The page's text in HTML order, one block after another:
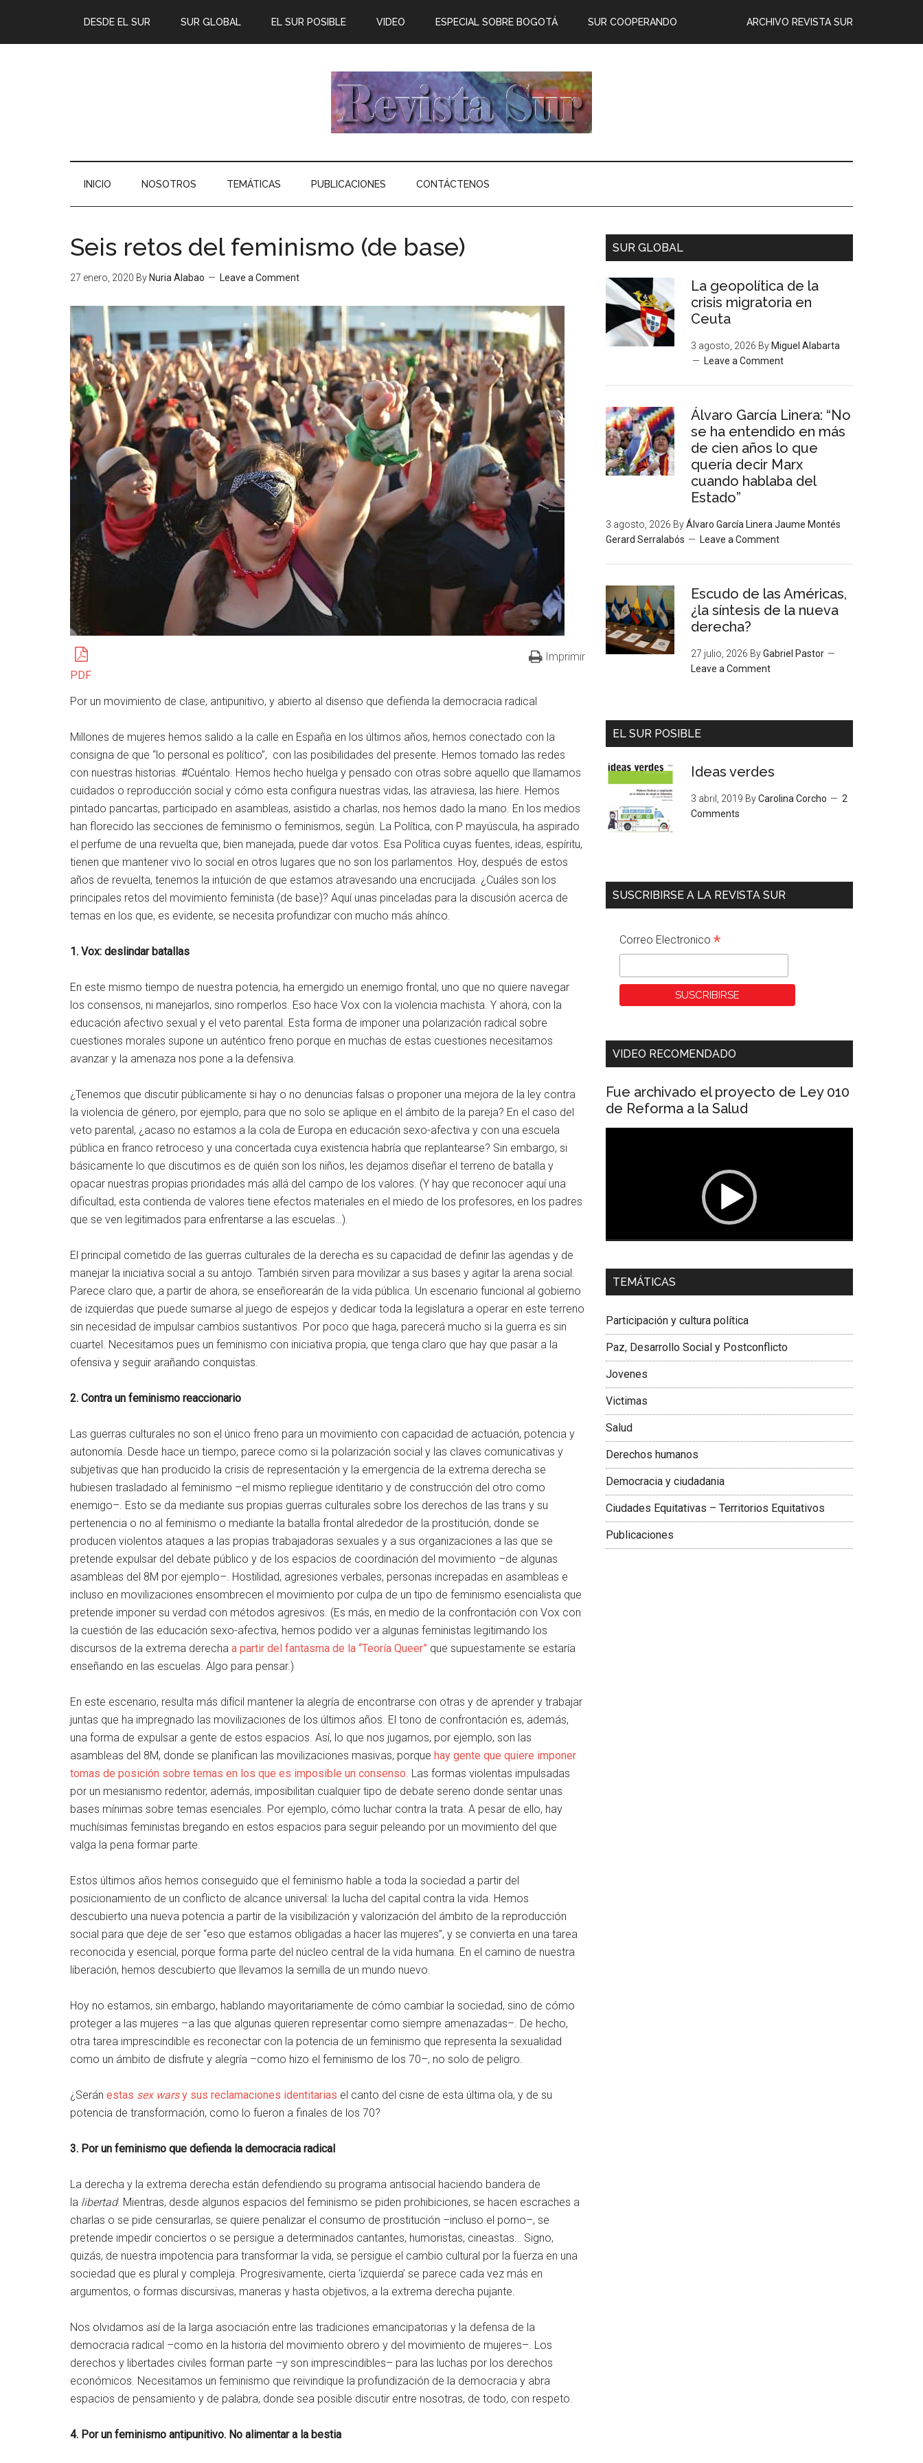
DESDE EL SUR SUR GLOBAL EL SUR POSIBLE ARCHIVO REVISTA SUR
VIDEO ESPECIAL SOBRE BOGOTÁ SUR COOPERANDO
INICIO NOSOTROS TEMÁTICAS PUBLICACIONES CONTÁCTENOS
Seis retos del feminismo (de base)
27 enero, 2020 By Nuria Alabao Leave a Comment
PDF
Imprimir
Por un movimiento de clase, antipunitivo, y abierto al disenso que defienda la democracia radical
Millones de mujeres hemos salido a la calle en España en los últimos años, hemos conectado con la
consigna de que “lo personal es político”, con las posibilidades del presente. Hemos tomado las redes
con nuestras historias. #Cuéntalo. Hemos hecho huelga y pensado con otras sobre aquello que llamamos
cuidados o reproducción social y cómo esta configura nuestras vidas, las atraviesa, las hiere. Hemos
pintado pancartas, participado en asambleas, asistido a charlas, nos hemos dado la mano. En los medios
han florecido las secciones de feminismo o feminismos, según. La Política, con P mayúscula, ha aspirado
el perfume de una revuelta que, bien manejada, puede dar votos. Esa Política cuyas fuentes, ideas, espíritu,
tienen que mantener vivo lo social en otros lugares que no son los parlamentos. Hoy, después de estos
años de revuelta, tenemos la intuición de que estamos atravesando una encrucijada. ¿Cuáles son los
principales retos del movimiento feminista (de base)? Aquí unas pinceladas para la discusión acerca de
temas en los que, es evidente, se necesita profundizar con mucho más ahínco.
1. Vox: deslindar batallas
En este mismo tiempo de nuestra potencia, ha emergido un enemigo frontal, uno que no quiere navegar
los consensos, ni manejarlos, sino romperlos. Eso hace Vox con la violencia machista. Y ahora, con la
educación afectivo sexual y el veto parental. Esta forma de imponer una polarización radical sobre
cuestiones morales supone un auténtico freno porque en muchas de estas cuestiones necesitamos
avanzar y la amenaza nos pone a la defensiva.
¿Tenemos que discutir públicamente si hay o no denuncias falsas o proponer una mejora de la ley contra
la violencia de género, por ejemplo, para que no solo se aplique en el ámbito de la pareja? En el caso del
veto parental, ¿acaso no estamos a la cola de Europa en educación sexo-afectiva y con una escuela
pública en franco retroceso y una concertada cuya existencia habría que replantearse? Sin embargo, si
básicamente lo que discutimos es de quién son los niños, les dejamos diseñar el terreno de batalla y
opacar nuestras propias prioridades más allá del campo de los valores. (Y hay que reconocer aquí una
dificultad, esta contienda de valores tiene efectos materiales en el miedo de los profesores, en los padres
que se ven legitimados para enfrentarse a las escuelas…).
El principal cometido de las guerras culturales de la derecha es su capacidad de definir las agendas y de
manejar la iniciativa social a su antojo. También sirven para movilizar a sus bases y agitar la arena social.
Parece claro que, a partir de ahora, se enseñorearán de la vida pública. Un escenario funcional al gobierno
de izquierdas que puede sumarse al juego de espejos y dedicar toda la legislatura a operar en este terreno
sin necesidad de impulsar cambios sustantivos. Por poco que haga, parecerá mucho si la guerra es sin
cuartel. Necesitamos pues un feminismo con iniciativa propia, que tenga claro que hay que pasar a la
ofensiva y seguir arañando conquistas.
2. Contra un feminismo reaccionario
Las guerras culturales no son el único freno para un movimiento con capacidad de actuación, potencia y
autonomía. Desde hace un tiempo, parece como si la polarización social y las claves comunicativas y
subjetivas que han producido la crisis de representación y la emergencia de la extrema derecha se
hubiesen trasladado al feminismo –el mismo repliegue identitario y de construcción del otro como
enemigo–. Esto se da mediante sus propias guerras culturales sobre los derechos de las trans y su
pertenencia o no al feminismo o mediante la batalla frontal alrededor de la prostitución, donde se
producen violentos ataques a las propias trabajadoras sexuales y a sus organizaciones a las que se
pretende expulsar del debate público y de los espacios de coordinación del movimiento –de algunas
asambleas del 8M por ejemplo–. Hostilidad, agresiones verbales, personas increpadas en asambleas e
incluso en movilizaciones ensombrecen el movimiento por culpa de un tipo de feminismo esencialista que
pretende imponer su verdad con métodos agresivos. (Es más, en medio de la confrontación con Vox con
la cuestión de las educación sexo-afectiva, hemos podido ver a algunas feministas legitimando los
discursos de la extrema derecha a partir del fantasma de la “Teoría Queer” que supuestamente se estaría
enseñando en las escuelas. Algo para pensar.)
En este escenario, resulta más difícil mantener la alegría de encontrarse con otras y de aprender y trabajar
juntas que ha impregnado las movilizaciones de los últimos años. El tono de confrontación es, además,
una forma de expulsar a gente de estos espacios. Así, lo que nos jugamos, por ejemplo, son las
asambleas del 8M, donde se planifican las movilizaciones masivas, porque hay gente que quiere imponer
tomas de posición sobre temas en los que es imposible un consenso. Las formas violentas impulsadas
por un mesianismo redentor, además, imposibilitan cualquier tipo de debate sereno donde sentar unas
bases mínimas sobre temas esenciales. Por ejemplo, cómo luchar contra la trata. A pesar de ello, hay
muchísimas feministas bregando en estos espacios para seguir peleando por un movimiento del que
valga la pena formar parte.
Estos últimos años hemos conseguido que el feminismo hable a toda la sociedad a partir del
posicionamiento de un conflicto de alcance universal: la lucha del capital contra la vida. Hemos
descubierto una nueva potencia a partir de la visibilización y valorización del ámbito de la reproducción
social para que deje de ser “eso que estamos obligadas a hacer las mujeres”, y se convierta en una tarea
reconocida y esencial, porque forma parte del núcleo central de la vida humana. En el camino de nuestra
liberación, hemos descubierto que llevamos la semilla de un mundo nuevo.
Hoy no estamos, sin embargo, hablando mayoritariamente de cómo cambiar la sociedad, sino de cómo
proteger a las mujeres –a las que algunas quieren representar como siempre amenazadas–. De hecho,
otra tarea imprescindible es reconectar con la potencia de un feminismo que representa la sexualidad
como un ámbito de disfrute y alegría –como hizo el feminismo de los 70–, no solo de peligro.
¿Serán estas sex warsy sus reclamaciones identitarias el canto del cisne de esta última ola, y de su
potencia de transformación, como lo fueron a finales de los 70?
3. Por un feminismo que defienda la democracia radical
La derecha y la extrema derecha están defendiendo su programa antisocial haciendo bandera de
la libertad. Mientras, desde algunos espacios del feminismo se piden prohibiciones, se hacen escraches a
charlas o se pide censurarlas, se quiere penalizar el consumo de prostitución –incluso el porno–, se
pretende impedir conciertos o se persigue a determinados cantantes, humoristas, cineastas… Signo,
quizás, de nuestra impotencia para transformar la vida, se persigue el cambio cultural por la fuerza en una
sociedad que es plural y compleja. Progresivamente, cierta ‘izquierda’ se parece cada vez más en
argumentos, o formas discursivas, maneras y hasta objetivos, a la extrema derecha pujante.
Nos olvidamos así de la larga asociación entre las tradiciones emancipatorias y la defensa de la
democracia radical –como en la historia del movimiento obrero y del movimiento de mujeres–. Los
derechos y libertades civiles forman parte –y son imprescindibles– para las luchas por los derechos
económicos. Necesitamos un feminismo que reivindique la profundización de la democracia y abra
espacios de pensamiento y de palabra, donde sea posible discutir entre nosotras, de todo, con respeto.
4. Por un feminismo antipunitivo. No alimentar a la bestia
SUR GLOBAL
La geopolítica de la
crisis migratoria en
Ceuta
3 agosto, 2026 By Miguel Alabarta
Leave a Comment
Álvaro García Linera: “No
se ha entendido en más
de cien años lo que
quería decir Marx
cuando hablaba del
Estado”
3 agosto, 2026 ByÁlvaro García Linera Jaume Montés
Gerard Serralabós
Leave a Comment
Escudo de las Américas,
¿la síntesis de la nueva
derecha?
27 julio, 2026 ByGabriel Pastor
Leave a Comment
EL SUR POSIBLE
Ideas verdes
3 abril, 2019 ByCarolina Corcho
2
Comments
SUSCRIBIRSE A LA REVISTA SUR
Correo Electronico *
VIDEO RECOMENDADO
Fue archivado el proyecto de Ley 010
de Reforma a la Salud
Dra. Carolina Corcho Mejía,
Latinoamericana Sur, Vicepresidenta Federación
TEMÁTICAS
Participación y cultura política
Paz, Desarrollo Social y Postconflicto
Jovenes
Victimas
Salud
Derechos humanos
Democracia y ciudadania
Ciudades Equitativas – Territorios Equitativos
Publicaciones